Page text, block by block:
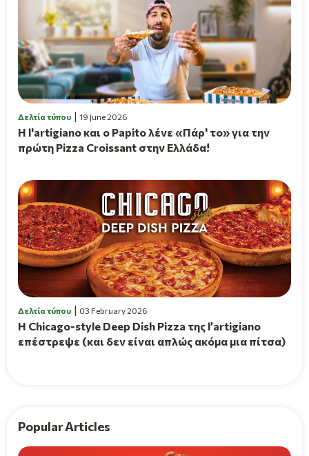
Δελτία τύπου 19 June 2026
H l'artigiano και ο Papito λένε «Πάρ' το» για την
πρώτη Pizza Croissant στην Ελλάδα!
Δελτία τύπου 03 February 2026
Η Chicago-style Deep Dish Pizza της l’artigiano
επέστρεψε (και δεν είναι απλώς ακόμα μια πίτσα)
Popular Articles